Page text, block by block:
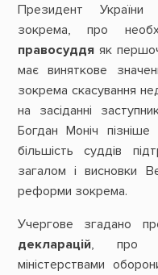
Президент
зокрема, про
правосуддяяк
має виняткове
зокрема скасування
на засіданні
Богдан Моніч
більшість суддів
загалом і висновки
реформи зокрема.
Учергове згадано
декларацій, про
міністерствами